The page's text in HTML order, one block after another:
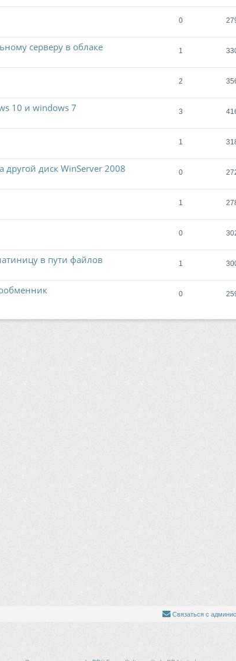
0
серверу в облаке 1
2
10 и windows 7 3
1
другой диск WinServer 2008 0
1
0
в пути файлов 1
0
Связаться с